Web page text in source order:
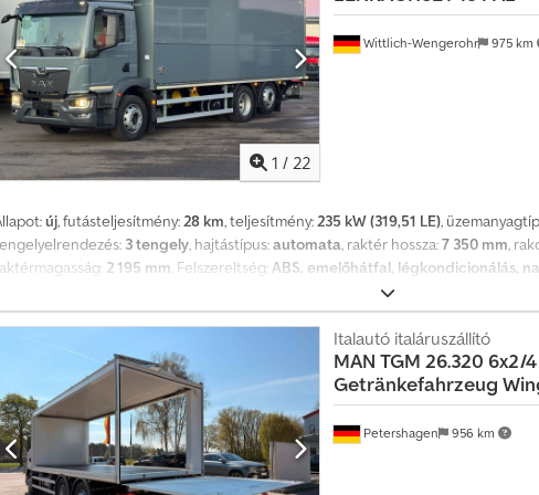
Tartálykapacitás 11,8 m3 Teljesítmény 250 kW Tisztavíz tartály 2100 l A tartály
hidraulikus gémre Tartály töltöttségi szint jelző Vezeték nélküli és kábeles
Automata sebességváltó Tempomat Rádió Tachográf Navigáció
vásárolt és szervizelve 100%-ban balesetmentes, teljes
és vizuális állapot. 2 hasonló jármű eladó
1 / 22
Wittlich-Wengerohr 975 km
új, futásteljesítmény:28 km, teljesítmény:235 kW (319,51 LE),
3 tengely, hajtástípus:automata, raktér hossza:7 350 mm,
2 195 mm, Felszereltség: ABS, emelőhátfal, légkondicionálás,
minket, hogy ajánlatunk felkeltette érdeklődését, és már most biztosíthatjuk Önt
kedvező árú, ellenőrizhető szerviztörténettel rendelkező járművet vásárolhat!
KETTLINER felépítménnyel és 4 soros hátsó rakományrögzítési rendszerrel. *
Code XL * Ital szállítási tanúsítvány * Söröshordó szállítási tanúsítvány * Vegyiáru
os Bär emelőhátfal * 4 sor rakományrögzítő sín * Nagy oldalsó felhajtható
* Automata váltó * Klímaberendezés * Tempomat * Ülésfűtés * Spoiler *
* Figyelmeztető-, holttér-, tolató- és oldalszél-asszisztens * Euro 6,
FORGALOMBA HELYEZÉS / VÁMÜGYINTÉZÉS Gondoskodunk a
papírokról / EUR 1 és gyártói nyilatkozat exporthoz. FINANSZÍROZÁS
Petershagen 956 km
Italautó italáruszállító
MAN TGM 26.320 6x2/4
Getränkefahrzeug